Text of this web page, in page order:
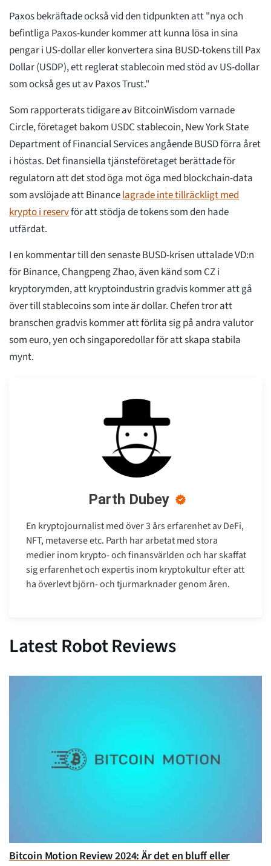
Paxos bekräftade också vid den tidpunkten att "nya och
befintliga Paxos-kunder kommer att kunna lösa in sina
pengar i US-dollar eller konvertera sina BUSD-tokens till Pax
Dollar (USDP), ett reglerat stablecoin med stöd av US-dollar
som också ges ut av Paxos Trust."
Som rapporterats tidigare av BitcoinWisdom varnade
Circle, företaget bakom USDC stablecoin, New York State
Department of Financial Services angående BUSD förra året
i höstas. Det finansiella tjänsteföretaget berättade för
regulatorn att det stod öga mot öga med blockchain-data
som avslöjade att Binancelagrade inte tillräckligt med
krypto i reservför att stödja de tokens som den hade
utfärdat.
I en kommentar till den senaste BUSD-krisen uttalade VD:n
för Binance, Changpeng Zhao, även känd som CZ i
kryptorymden, att kryptoindustrin gradvis kommer att gå
över till stablecoins som inte är dollar. Chefen tror att
branschen gradvis kommer att förlita sig på andra valutor
som euro, yen och singaporedollar för att skapa stabila
mynt.
Parth Dubey
En kryptojournalist med över 3 års erfarenhet av DeFi,
NFT, metaverse etc. Parth har arbetat med stora
medier inom krypto- och finansvärlden och har skaffat
sig erfarenhet och expertis inom kryptokultur efter att
ha överlevt björn- och tjurmarknader genom åren.
Latest Robot Reviews
Bitcoin Motion Review 2024: Är det en bluff eller